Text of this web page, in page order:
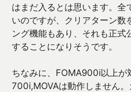
はまだ入るとは思います。全
いのですが、クリアターン数
ング機能もあり、それも正式
することになりそうです。
ちなみに、FOMA900i以上が
700i,MOVAは動作しません